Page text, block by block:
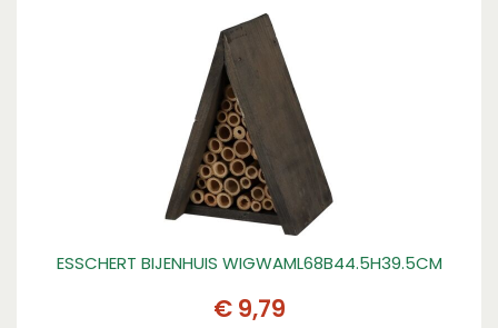
ESSCHERT BIJENHUIS WIGWAML68B44.5H39.5CM
€ 9,79